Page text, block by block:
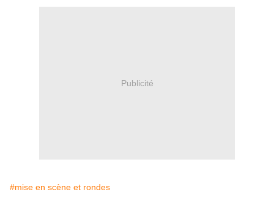
Publicité
#mise en scène et rondes